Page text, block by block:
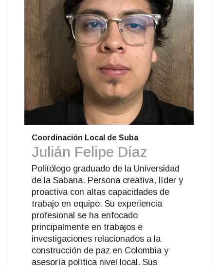
Coordinación Local de Suba
Julián Felipe Díaz
Politólogo graduado de la Universidad
de la Sabana. Persona creativa, líder y
proactiva con altas capacidades de
trabajo en equipo. Su experiencia
profesional se ha enfocado
principalmente en trabajos e
investigaciones relacionados a la
construcción de paz en Colombia y
asesoría política nivel local. Sus